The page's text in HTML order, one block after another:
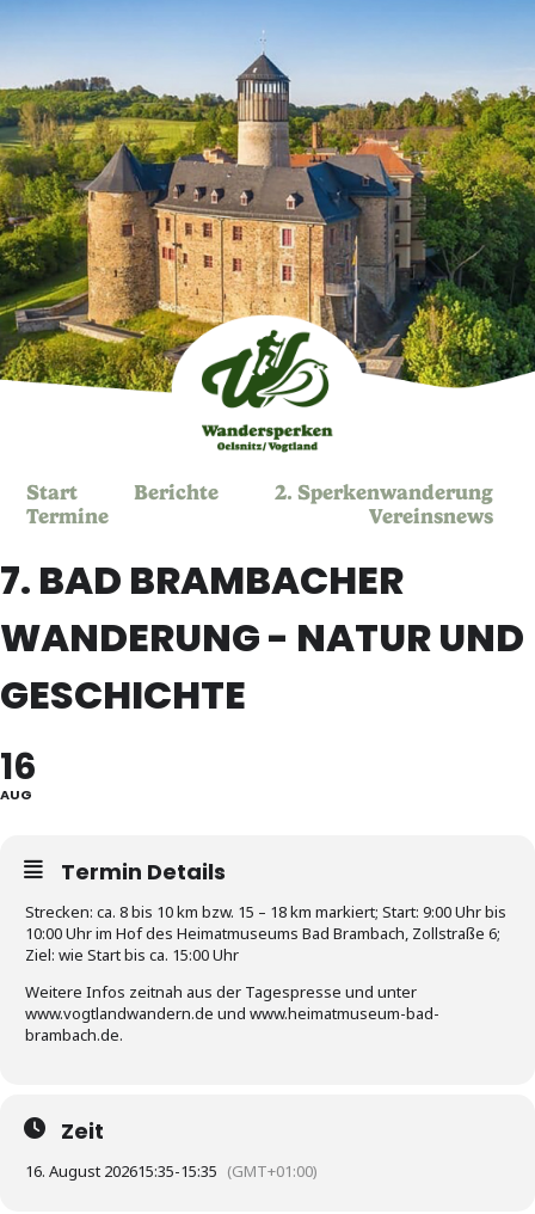
Start Berichte
2. Sperkenwanderung
Termine
Vereinsnews
7. BAD BRAMBACHER
WANDERUNG - NATUR UND
GESCHICHTE
16
AUG
Termin Details
Strecken: ca. 8 bis 10 km bzw. 15 – 18 km markiert; Start: 9:00 Uhr bis
10:00 Uhr im Hof des Heimatmuseums Bad Brambach, Zollstraße 6;
Ziel: wie Start bis ca. 15:00 Uhr
Weitere Infos zeitnah aus der Tagespresse und unter
www.vogtlandwandern.de und www.heimatmuseum-bad-
brambach.de.
Zeit
16. August 202615:35-15:35 (GMT+01:00)